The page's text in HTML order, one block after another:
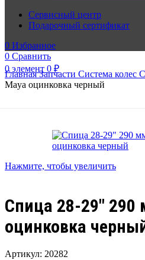
Сервисный центр
Подарочный сертификат
0 Избранное
0 Сравнить
0элемент 0 ₽
ГлавнаяЗапчасти Система колес
Maya оцинковка черный
Нажмите, чтобы увеличить
Спица 28-29″ 290
оцинковка
Артикул: 20282